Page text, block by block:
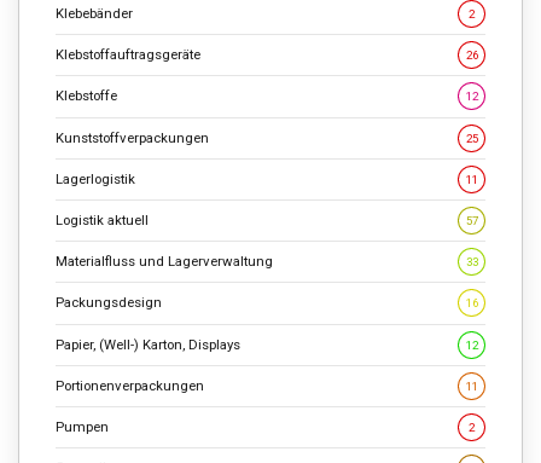
Klebebänder 2
Klebstoffauftragsgeräte 26
Klebstoffe 12
Kunststoffverpackungen 25
Lagerlogistik 11
Logistik aktuell 57
Materialfluss und Lagerverwaltung 33
Packungsdesign 16
Papier, (Well-) Karton, Displays 12
Portionenverpackungen 11
Pumpen 2